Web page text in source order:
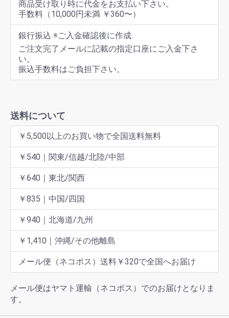
商品受け取り時に代金をお支払い下さい。
手数料（10,000円未満 ￥360〜）
銀行振込 ※ご入金確認後に作成
ご注文完了メールに記載の指定口座にご入金下さ
い。
振込手数料はご負担下さい。
送料について
￥5,500以上のお買い物で全国送料無料
￥540｜関東/信越/北陸/中部
￥640｜東北/関西
￥835｜中国/四国
￥940｜北海道/九州
￥1,410｜沖縄/その他離島
メール便（ネコポス）送料￥320で全国へお届け
メール便はヤマト運輸（ネコポス）でのお届けとなりま
す。